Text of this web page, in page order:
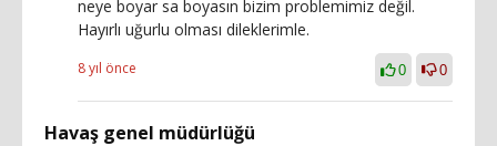
neye boyar sa boyasın bizim problemimiz değil.
Hayırlı uğurlu olması dileklerimle.
8 yıl önce 0 0
Havaş genel müdürlüğü